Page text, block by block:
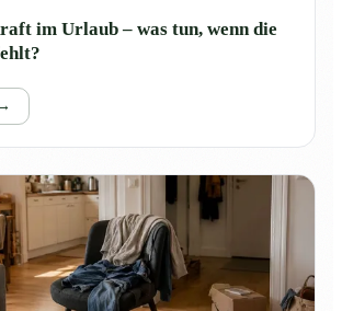
im Urlaub – was tun, wenn die